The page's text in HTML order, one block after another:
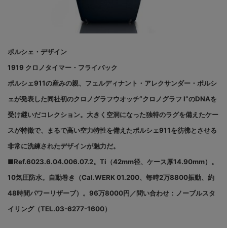
ポルシェ・デザイン
1919 クロノタイマー・フライバック
ポルシェ911の産みの親、フェルディナント・アレクサンダー・ポルシ
ェが発表した同社初のクロノグラフウオッチ“クロノグラフ I”のDNAを
受け継いだコレクション。大きく空洞になった独特のラグを備えたケー
スが特徴で、まるで高い空力特性を備えたポルシェ911を彷彿とさせる
非常に洗練されたデザインが魅力だ。
■Ref.6023.6.04.006.07.2。Ti（42mm径、ケース厚14.90mm）。
10気圧防水。自動巻き（Cal.WERK 01.200、毎時2万8800振動、約
48時間パワーリザーブ）。96万8000円／問い合わせ：ノーブルスタ
イリング（TEL.03-6277-1600）